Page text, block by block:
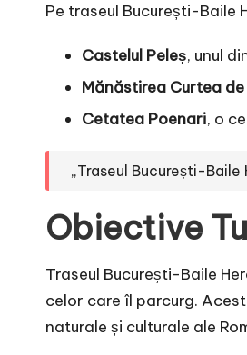
Pe traseul București-Baile
Castelul Peleș, unul
Mănăstirea Curtea
Cetatea Poenari, o
„Traseul București-
Obiective
Traseul București-Baile
celor care îl parcurg.
naturale și culturale ale